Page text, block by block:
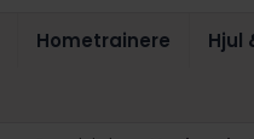
Hometrainere Hjul